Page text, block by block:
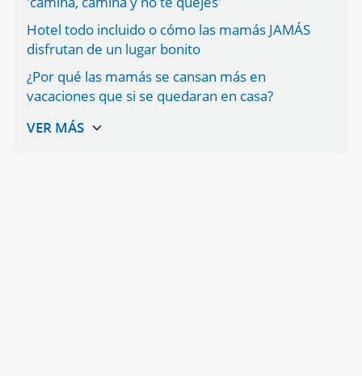
Hotel todo incluido o cómo las mamás JAMÁS
disfrutan de un lugar bonito
¿Por qué las mamás se cansan más en
vacaciones que si se quedaran en casa?